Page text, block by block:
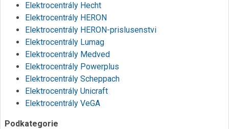
Elektrocentrály Hecht
Elektrocentrály HERON
Elektrocentrály HERON-prislusenstvi
Elektrocentrály Lumag
Elektrocentrály Medved
Elektrocentrály Powerplus
Elektrocentrály Scheppach
Elektrocentrály Unicraft
Elektrocentrály VeGA
Podkategorie